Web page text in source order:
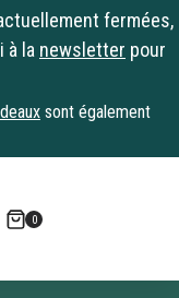
fermées,
à la newsletter pour
sont également
0